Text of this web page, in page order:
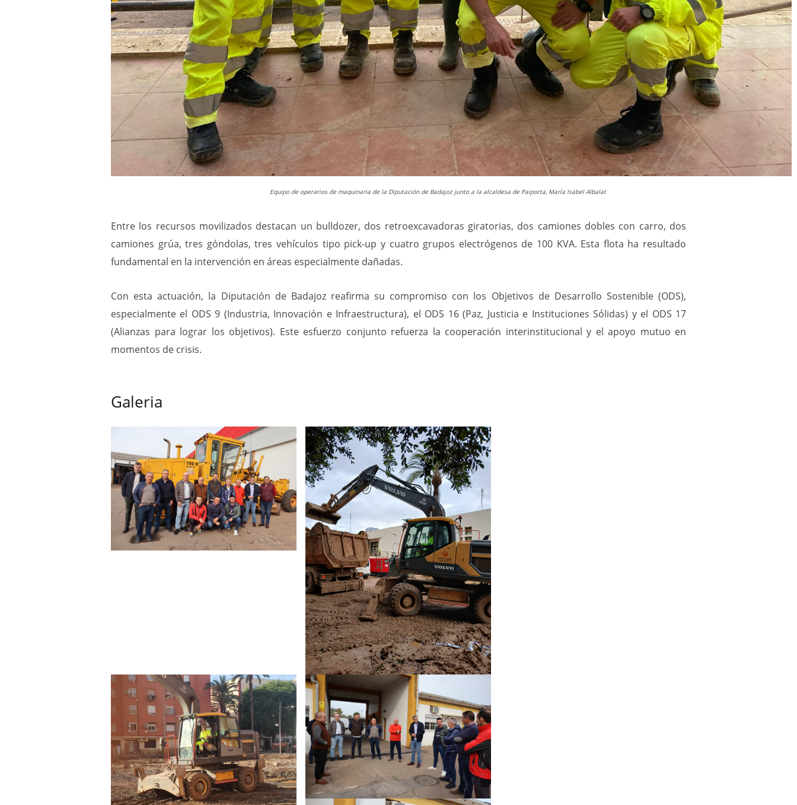
Equipo de operarios de maquinaria de la Diputación de Badajoz junto a la alcaldesa de Paiporta, María Isabel Albalat
Entre los recursos movilizados destacan un bulldozer, dos retroexcavadoras giratorias, dos camiones dobles con carro, dos
camiones grúa, tres góndolas, tres vehículos tipo pick-up y cuatro grupos electrógenos de 100 KVA. Esta flota ha resultado
fundamental en la intervención en áreas especialmente dañadas.
Con esta actuación, la Diputación de Badajoz reafirma su compromiso con los Objetivos de Desarrollo Sostenible (ODS),
especialmente el ODS 9 (Industria, Innovación e Infraestructura), el ODS 16 (Paz, Justicia e Instituciones Sólidas) y el ODS 17
(Alianzas para lograr los objetivos). Este esfuerzo conjunto refuerza la cooperación interinstitucional y el apoyo mutuo en
momentos de crisis.
Galeria